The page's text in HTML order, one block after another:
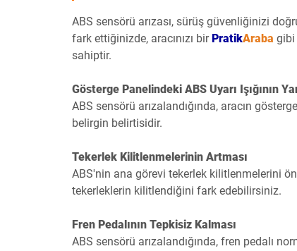
ABS sensörü arızası, sürüş güvenliğinizi
fark ettiğinizde, aracınızı birPratikAraba gibi
sahiptir.
Gösterge Panelindeki ABS Uyarı Işığının
ABS sensörü arızalandığında, aracın
belirgin belirtisidir.
Tekerlek Kilitlenmelerinin Artması
ABS'nin ana görevi tekerlek kilitlenmelerini
tekerleklerin kilitlendiğini fark edebilirsiniz.
Fren Pedalının Tepkisiz Kalması
ABS sensörü arızalandığında, fren pedalı